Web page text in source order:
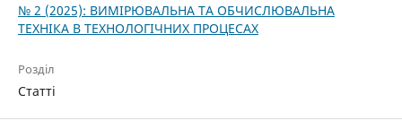
№ 2 (2025): ВИМІРЮВАЛЬНА ТА ОБЧИСЛЮВАЛЬНА
ТЕХНІКА В ТЕХНОЛОГІЧНИХ ПРОЦЕСАХ
Розділ
Статті